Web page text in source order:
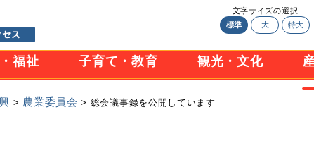
文字サイズの選択
標準
大 特大
福祉 子育て・教育 観光・文化
> 農業委員会 > 総会議事録を公開しています